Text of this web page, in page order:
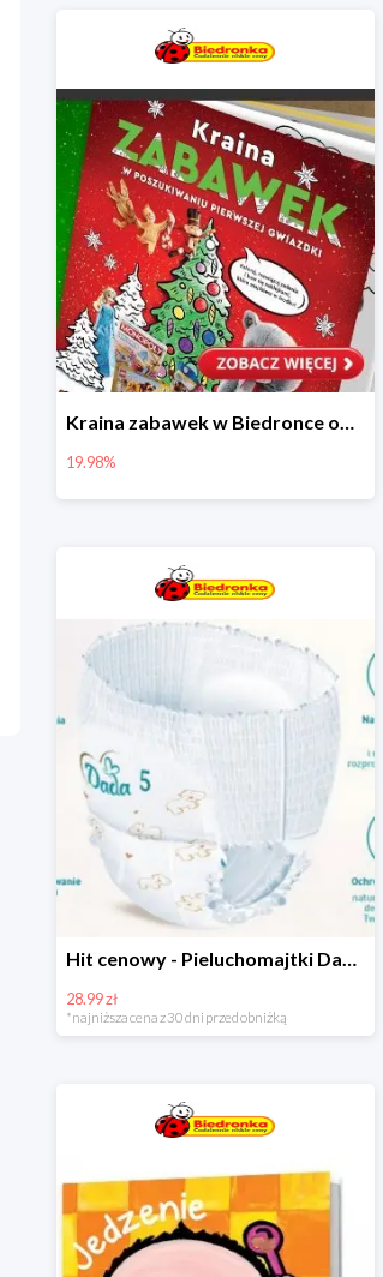
Kraina zabawek w Biedronce od 19,99 zł
19.98%
Hit cenowy - Pieluchomajtki Dada Pants
28.99 zł
*najniższa cena z 30 dni przed obniżką